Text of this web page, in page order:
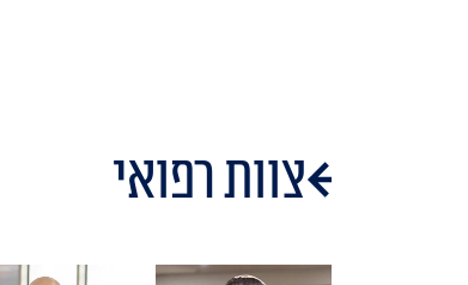
צוות רפואי